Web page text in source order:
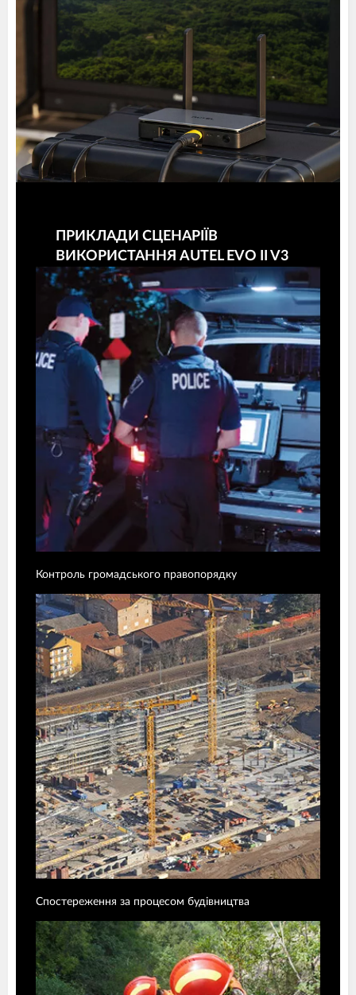
ПРИКЛАДИ СЦЕНАРІЇВ
ВИКОРИСТАННЯ AUTEL EVO II V3
Контроль громадського правопорядку
Спостереження за процесом будівництва